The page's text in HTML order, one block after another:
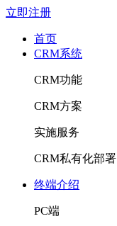
立即注册
首页
CRM系统
CRM功能
CRM方案
实施服务
CRM私有化部署
终端介绍
PC端